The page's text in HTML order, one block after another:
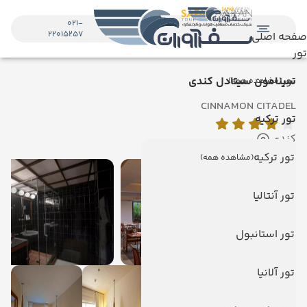
صفحه اصلی
تور
تور(مشاهده همه)
تور ترکیه
تور ترکیه(مشاهده همه)
تور آنتالیا
تور استانبول
تور آلانیا
021-
22015257
سینامون سیتادل کندی
CINNAMON CITADEL
کندی